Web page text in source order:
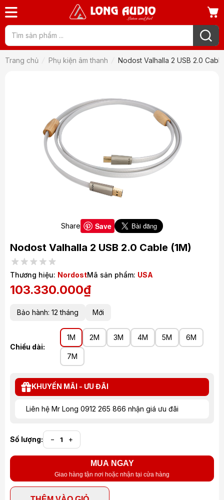
Trang chủ Phụ kiện âm thanh Nodost Valhalla 2 USB 2.0 Cable
Share Save
Nodost Valhalla 2 USB 2.0 Cable (1M)
Thương hiệu: NordostMã sản phẩm: USA
103.330.000₫
Bảo hành: 12 tháng Mới
Chiều dài:
1M 2M 3M 4M 5M 6M
7M
KHUYẾN MÃI - ƯU ĐÃI
Liên hệ Mr Long 0912 265 866 nhận giá ưu đãi
Số lượng: − +
MUA NGAY
Giao hàng tận nơi hoặc nhận tại cửa hàng